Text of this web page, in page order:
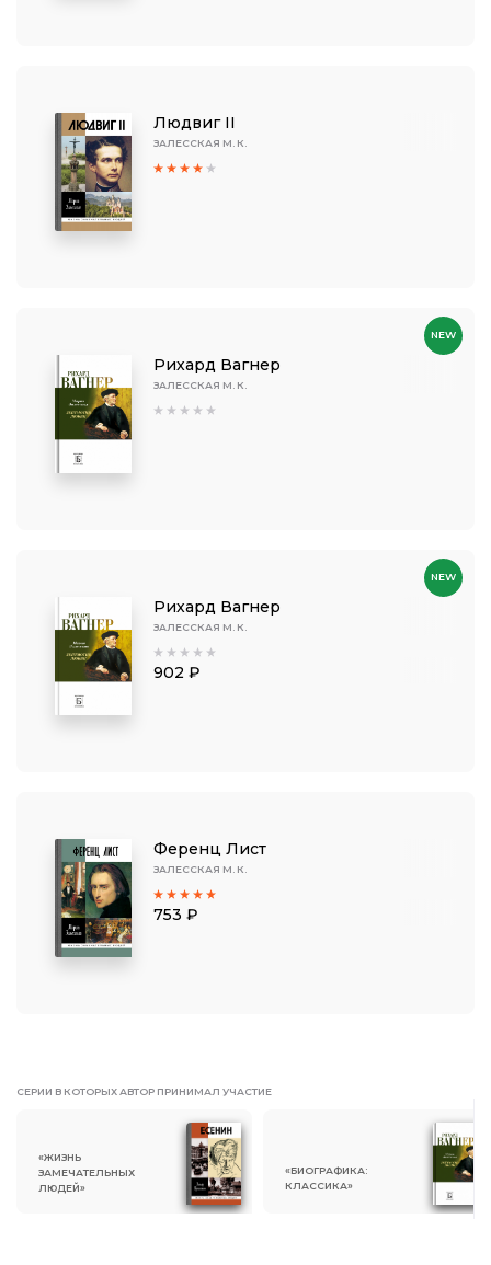
Людвиг II
ЗАЛЕССКАЯ М. К.
Рихард Вагнер
ЗАЛЕССКАЯ М. К.
NEW
Рихард Вагнер
ЗАЛЕССКАЯ М. К.
902 ₽
NEW
Ференц Лист
ЗАЛЕССКАЯ М. К.
753 ₽
СЕРИИ В КОТОРЫХ АВТОР ПРИНИМАЛ УЧАСТИЕ
«ЖИЗНЬ
ЗАМЕЧАТЕЛЬНЫХ
ЛЮДЕЙ»
«БИОГРАФИКА:
КЛАССИКА»